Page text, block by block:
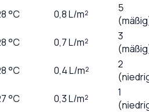
°C 0,8L/m²
5
°C 0,7L/m²
3
°C 0,4L/m²
2
°C 0,3L/m²
1